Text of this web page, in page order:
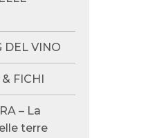
DEL VINO
FICHI
– La
terre